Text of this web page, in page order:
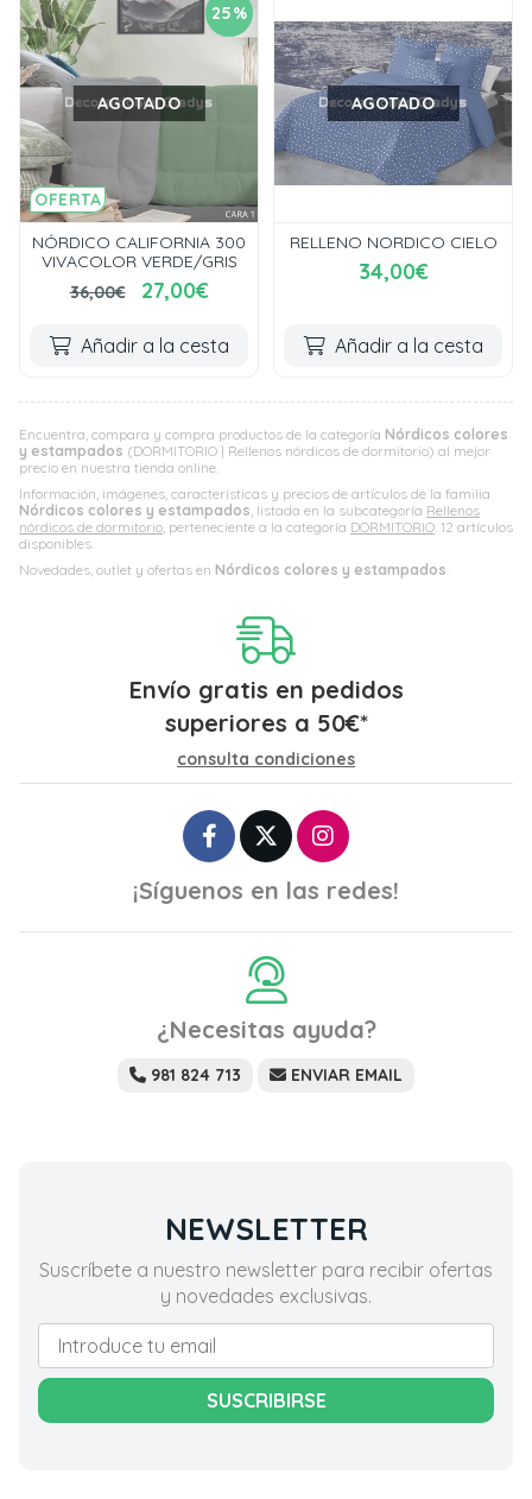
Encuentra, compara y compra productos de la categoría Nórdicos colores
y estampados (DORMITORIO | Rellenos nórdicos de dormitorio) al mejor
precio en nuestra tienda online.
Información, imágenes, características y precios de artículos de la familia
Nórdicos colores y estampados, listada en la subcategoría Rellenos
nórdicos de dormitorio, perteneciente a la categoría DORMITORIO. 12 artículos
disponibles.
Novedades, outlet y ofertas en Nórdicos colores y estampados.
25%
OFERTA
AGOTADO
NÓRDICO CALIFORNIA 300
VIVACOLOR VERDE/GRIS
36,00€
27,00€
Añadir a la cesta
AGOTADO
RELLENO NORDICO CIELO
34,00€
Añadir a la cesta
Envío gratis en pedidos
superiores a 50€*
consulta condiciones
¡Síguenos en las redes!
¿Necesitas ayuda?
981 824 713 ENVIAR EMAIL
NEWSLETTER
Suscríbete a nuestro newsletter para recibir ofertas
y novedades exclusivas.
SUSCRIBIRSE